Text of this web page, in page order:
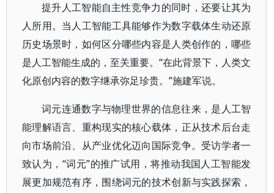
提升人工智能自主性竞争力的同时，还要让其为
人所用。当人工智能工具能够作为数字载体生动还原
历史场景时，如何区分哪些内容是人类创作的，哪些
是人工智能生成的，至关重要。“在此背景下，人类文
化原创内容的数字继承弥足珍贵。”施建军说。
词元连通数字与物理世界的信息往来，是人工智
能理解语言、重构现实的核心载体，正从技术后台走
向市场前沿、从产业优化迈向国际竞争。受访学者一
致认为，“词元”的推广试用，将推动我国人工智能发
展更加规范有序，围绕词元的技术创新与实践探索，